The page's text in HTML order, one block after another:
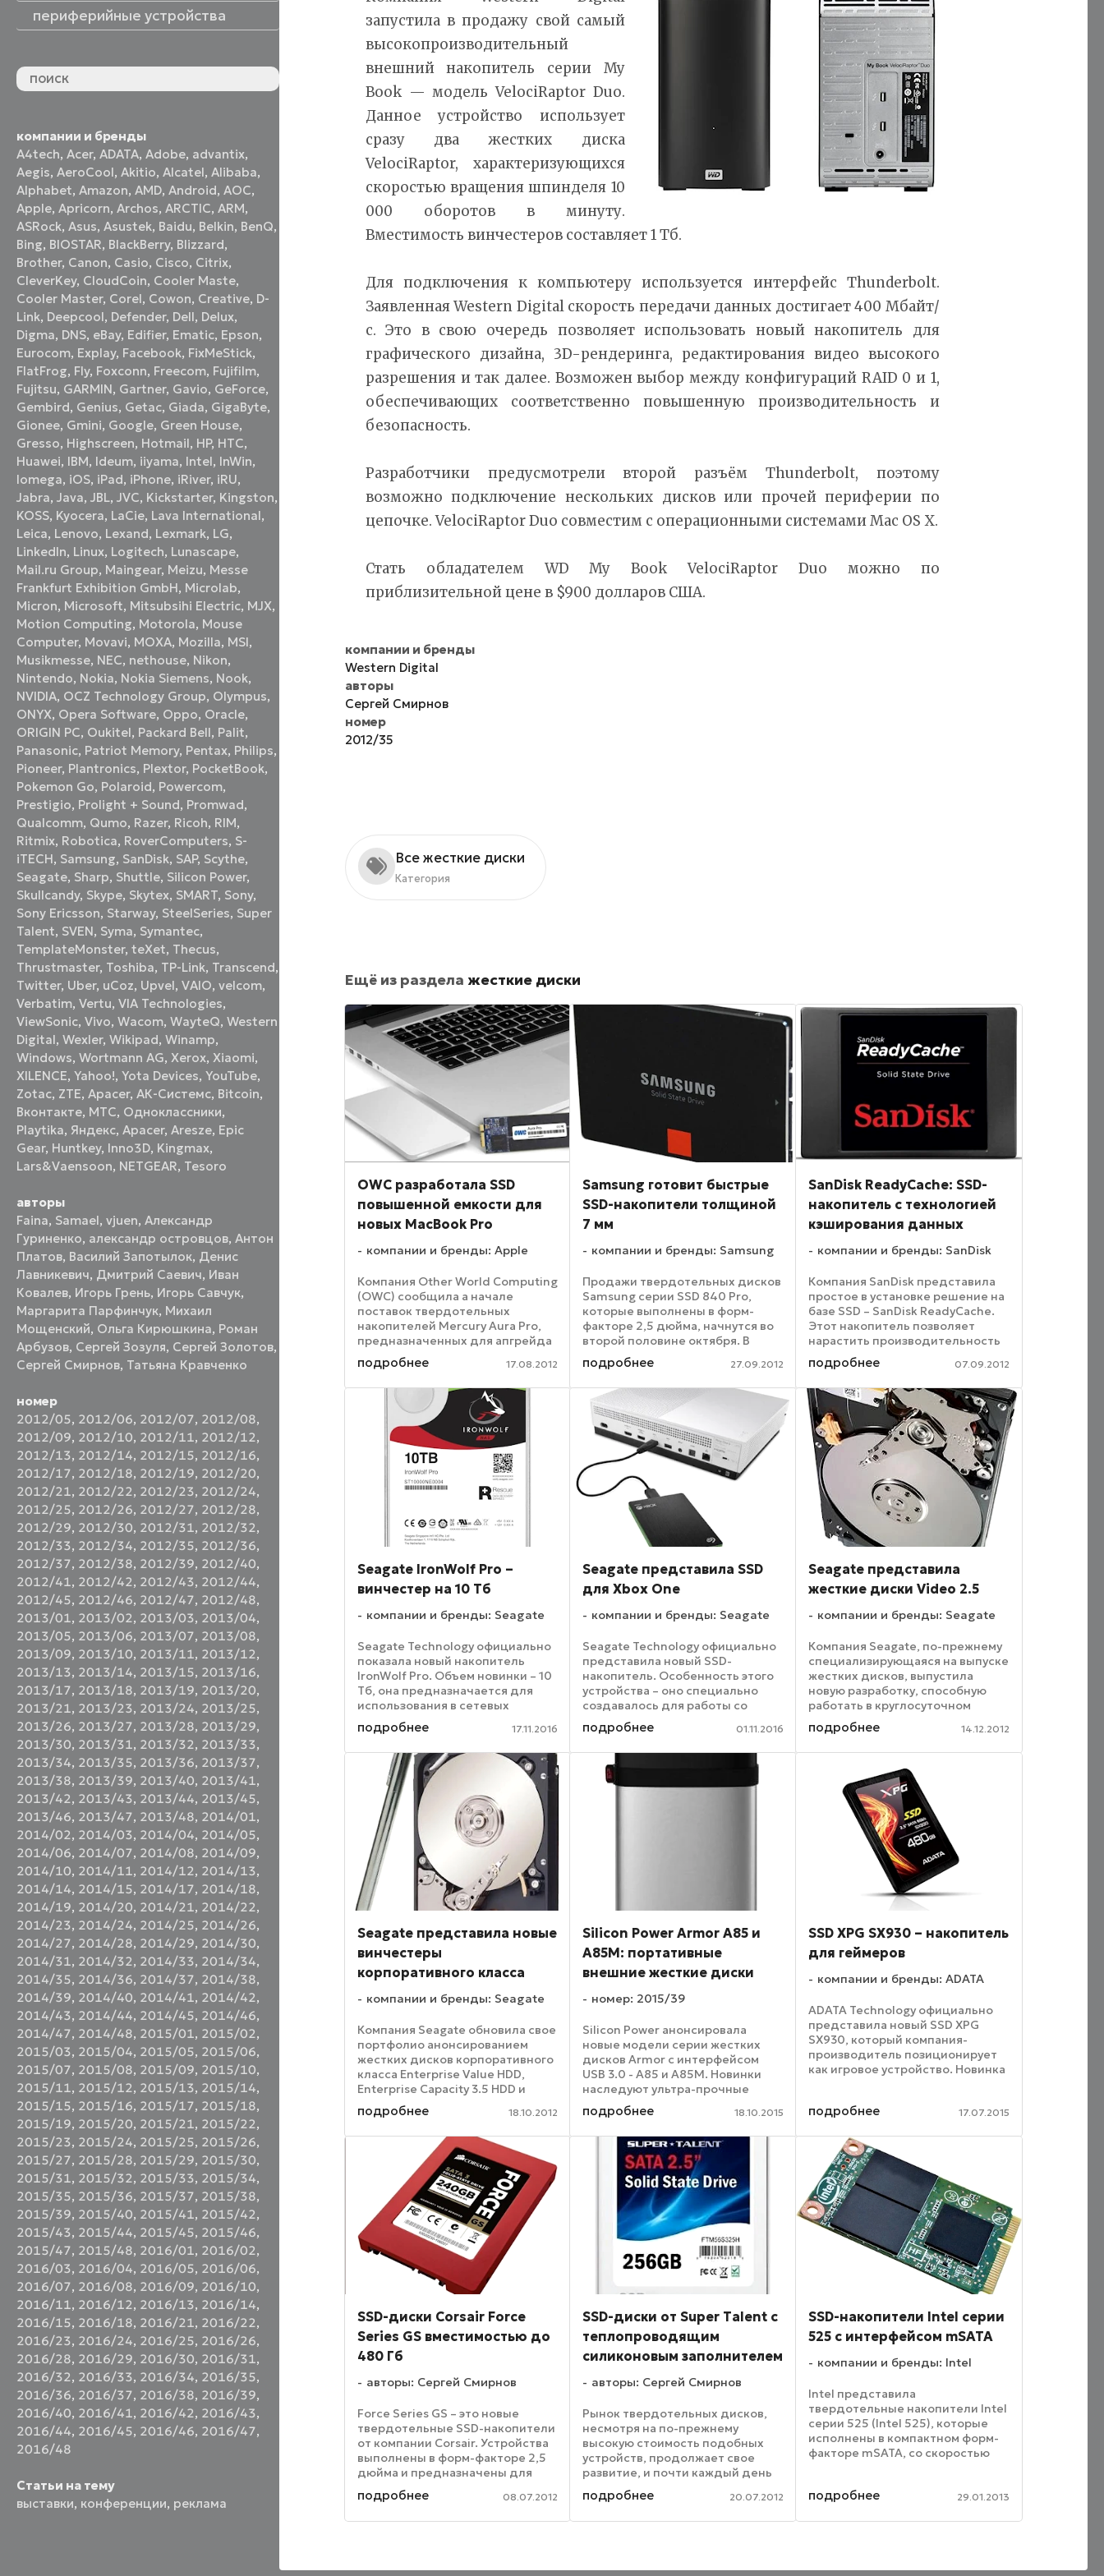
периферийные устройства
компании и бренды
A4tech,Acer,ADATA,Adobe, advantix,
Aegis,AeroCool,Akitio,Alcatel,Alibaba,
Alphabet,Amazon,AMD,Android,AOC,
Apple,Apricorn,Archos,ARCTIC,ARM,
ASRock,Asus,Asustek, Baidu, Belkin, BenQ,
Bing, BIOSTAR, BlackBerry, Blizzard,
Brother, Canon, Casio, Cisco, Citrix,
CleverKey, CloudCoin, Cooler Maste,
Cooler Master, Corel, Cowon, Creative, D-
Link, Deepcool, Defender, Dell, Delux,
Digma, DNS, eBay, Edifier, Ematic, Epson,
Eurocom, Explay, Facebook, FixMeStick,
FlatFrog, Fly, Foxconn, Freecom, Fujifilm,
Fujitsu, GARMIN, Gartner, Gavio, GeForce,
Gembird, Genius, Getac, Giada, GigaByte,
Gionee, Gmini, Google, Green House,
Gresso, Highscreen, Hotmail, HP, HTC,
Huawei, IBM, Ideum, iiyama, Intel, InWin,
Iomega, iOS, iPad, iPhone, iRiver, iRU,
Jabra,Java,JBL,JVC, Kickstarter, Kingston,
KOSS, Kyocera, LaCie, Lava International,
Leica, Lenovo, Lexand, Lexmark, LG,
LinkedIn, Linux, Logitech, Lunascape,
Mail.ru Group, Maingear, Meizu, Messe
Frankfurt Exhibition GmbH, Microlab,
Micron, Microsoft, Mitsubsihi Electric, MJX,
Motion Computing, Motorola, Mouse
Computer, Movavi, MOXA, Mozilla, MSI,
Musikmesse, NEC, nethouse, Nikon,
Nintendo, Nokia, Nokia Siemens, Nook,
NVIDIA, OCZ Technology Group, Olympus,
ONYX, Opera Software, Oppo, Oracle,
ORIGIN PC, Oukitel, Packard Bell, Palit,
Panasonic, Patriot Memory, Pentax, Philips,
Pioneer, Plantronics, Plextor, PocketBook,
Pokemon Go, Polaroid, Powercom,
Prestigio, Prolight + Sound, Promwad,
Qualcomm, Qumo, Razer, Ricoh, RIM,
Ritmix, Robotica, RoverComputers, S-
iTECH, Samsung, SanDisk, SAP, Scythe,
Seagate, Sharp, Shuttle, Silicon Power,
Skullcandy, Skype, Skytex, SMART, Sony,
Sony Ericsson, Starway, SteelSeries, Super
Talent, SVEN, Syma, Symantec,
TemplateMonster,teXet, Thecus,
Thrustmaster, Toshiba, TP-Link, Transcend,
Twitter, Uber, uCoz, Upvel,VAIO,velcom,
Verbatim,Vertu,VIA Technologies,
ViewSonic,Vivo,Wacom,WayteQ,Western
Digital,Wexler,Wikipad,Winamp,
Windows,Wortmann AG,Xerox,Xiaomi,
XILENCE,Yahoo!,Yota Devices,YouTube,
Zotac, ZTE,Аpacer,АК-Системс, Вitcoin,
Вконтакте, МТС, Одноклассники,
Playtika, Яндекс,Apacer,Aresze, Epic
Gear, Huntkey, Inno3D, Kingmax,
Lars&Vaensoon, NETGEAR, Tesoro
авторы
Faina, Samael,vjuen,Александр
Гуриненко, александр островцов,Антон
Платов, Василий Запотылок, Денис
Лавникевич, Дмитрий Саевич, Иван
Ковалев, Игорь Грень, Игорь Савчук,
Маргарита Парфинчук, Михаил
Мощенский, Ольга Кирюшкина, Роман
Арбузов, Сергей Зозуля, Сергей Золотов,
Сергей Смирнов, Татьяна Кравченко
номер
2012/05, 2012/06, 2012/07, 2012/08,
2012/09, 2012/10, 2012/11, 2012/12,
2012/13, 2012/14, 2012/15, 2012/16,
2012/17, 2012/18, 2012/19, 2012/20,
2012/21, 2012/22, 2012/23, 2012/24,
2012/25, 2012/26, 2012/27, 2012/28,
2012/29, 2012/30, 2012/31, 2012/32,
2012/33, 2012/34, 2012/35, 2012/36,
2012/37, 2012/38, 2012/39, 2012/40,
2012/41, 2012/42, 2012/43, 2012/44,
2012/45, 2012/46, 2012/47, 2012/48,
2013/01, 2013/02, 2013/03, 2013/04,
2013/05, 2013/06, 2013/07, 2013/08,
2013/09, 2013/10, 2013/11, 2013/12,
2013/13, 2013/14, 2013/15, 2013/16,
2013/17, 2013/18, 2013/19, 2013/20,
2013/21, 2013/23, 2013/24, 2013/25,
2013/26, 2013/27, 2013/28, 2013/29,
2013/30, 2013/31, 2013/32, 2013/33,
2013/34, 2013/35, 2013/36, 2013/37,
2013/38, 2013/39, 2013/40, 2013/41,
2013/42, 2013/43, 2013/44, 2013/45,
2013/46, 2013/47, 2013/48, 2014/01,
2014/02, 2014/03, 2014/04, 2014/05,
2014/06, 2014/07, 2014/08, 2014/09,
2014/10, 2014/11, 2014/12, 2014/13,
2014/14, 2014/15, 2014/17, 2014/18,
2014/19, 2014/20, 2014/21, 2014/22,
2014/23, 2014/24, 2014/25, 2014/26,
2014/27, 2014/28, 2014/29, 2014/30,
2014/31, 2014/32, 2014/33, 2014/34,
2014/35, 2014/36, 2014/37, 2014/38,
2014/39, 2014/40, 2014/41, 2014/42,
2014/43, 2014/44, 2014/45, 2014/46,
2014/47, 2014/48, 2015/01, 2015/02,
2015/03, 2015/04, 2015/05, 2015/06,
2015/07, 2015/08, 2015/09, 2015/10,
2015/11, 2015/12, 2015/13, 2015/14,
2015/15, 2015/16, 2015/17, 2015/18,
2015/19, 2015/20, 2015/21, 2015/22,
2015/23, 2015/24, 2015/25, 2015/26,
2015/27, 2015/28, 2015/29, 2015/30,
2015/31, 2015/32, 2015/33, 2015/34,
2015/35, 2015/36, 2015/37, 2015/38,
2015/39, 2015/40, 2015/41, 2015/42,
2015/43, 2015/44, 2015/45, 2015/46,
2015/47, 2015/48, 2016/01, 2016/02,
2016/03, 2016/04, 2016/05, 2016/06,
2016/07, 2016/08, 2016/09, 2016/10,
2016/11, 2016/12, 2016/13, 2016/14,
2016/15, 2016/18, 2016/21, 2016/22,
2016/23, 2016/24, 2016/25, 2016/26,
2016/28, 2016/29, 2016/30, 2016/31,
2016/32, 2016/33, 2016/34, 2016/35,
2016/36, 2016/37, 2016/38, 2016/39,
2016/40, 2016/41, 2016/42, 2016/43,
2016/44, 2016/45, 2016/46, 2016/47,
2016/48
Статьи на тему
выставки, конференции, реклама
запустила в продажу свой самый
высокопроизводительный
внешний накопитель серии My
Book — модель VelociRaptor Duo.
Данное устройство использует
сразу два жестких диска
VelociRaptor, характеризующихся
скоростью вращения шпинделя 10
000 оборотов в минуту.
Вместимость винчестеров составляет 1 Тб.
Для подключения к компьютеру используется интерфейс Thunderbolt.
Заявленная Western Digital скорость передачи данных достигает 400 Мбайт/
с. Это в свою очередь позволяет использовать новый накопитель для
графического дизайна, 3D-рендеринга, редактирования видео высокого
разрешения и так далее. Возможен выбор между конфигураций RAID 0 и 1,
обеспечивающих соответственно повышенную производительность и
безопасность.
Разработчики предусмотрели второй разъём Thunderbolt, поэтому
возможно подключение нескольких дисков или прочей периферии по
цепочке. VelociRaptor Duo совместим с операционными системами Mac OS X.
Стать обладателем WD My Book VelociRaptor Duo можно по
приблизительной цене в $900 долларов США.
компании и бренды
Western Digital
авторы
Сергей Смирнов
номер
2012/35
Все жесткие диски
Категория
Ещё из раздела жесткие диски
OWC разработала SSD
повышенной емкости для
новых MacBook Pro
компании и бренды: Apple
Компания Other World Computing
(OWC) сообщила а начале
поставок твердотельных
накопителей Mercury Aura Pro,
предназначенных для апгрейда
оборудованных 15,4-дюймовым
экраном Retina с разрешением
2880х1800 пикселов ноутбуков
Apple MacBook Pro. ...
подробнее 17.08.2012
Samsung готовит быстрые
SSD-накопители толщиной
7 мм
компании и бренды: Samsung
Продажи твердотельных дисков
Samsung серии SSD 840 Pro,
которые выполнены в форм-
факторе 2,5 дюйма, начнутся во
второй половине октября. В
анонсированных
южнокорейской компанией
накопителях используются
флеш-память NAND и
контроллер MDX, а для ...
подробнее 27.09.2012
SanDisk ReadyCache: SSD-
накопитель с технологией
кэширования данных
компании и бренды: SanDisk
Компания SanDisk представила
простое в установке решение на
базе SSD – SanDisk ReadyCache.
Этот накопитель позволяет
нарастить производительность
компьютера за счет
кэширования данных. Физически
ReadyCache представляет собой
SSD-накопитель формата ...
подробнее 07.09.2012
Seagate IronWolf Pro –
винчестер на 10 Тб
компании и бренды: Seagate
Seagate Technology официально
показала новый накопитель
IronWolf Pro. Объем новинки – 10
Тб, она предназначается для
использования в сетевых
хранилищах NAS. Устройство
выдерживает рабочие нагрузки
до 300 Тб в год. Новый
винчестер сделан в ...
подробнее 17.11.2016
Seagate представила SSD
для Xbox One
компании и бренды: Seagate
Seagate Technology официально
представила новый SSD-
накопитель. Особенность этого
устройства – оно специально
создавалось для работы со
знаменитой игровой приставкой
Xbox One компании Microsoft.
Новинка получила название
Game Drive for Xbox SSD. ...
подробнее 01.11.2016
Seagate представила
жесткие диски Video 2.5
компании и бренды: Seagate
Компания Seagate, по-прежнему
специализирующаяся на выпуске
жестких дисков, выпустила
новую разработку, способную
работать в круглосуточном
режиме. Анонсированные
винчестеры Video 2.5
выполнены в форм-факторе 2,5
дюйма. Для подключения к
компьютеру ...
подробнее 14.12.2012
Seagate представила новые
винчестеры
корпоративного класса
компании и бренды: Seagate
Компания Seagate обновила свое
портфолио анонсированием
жестких дисков корпоративного
класса Enterprise Value HDD,
Enterprise Capacity 3.5 HDD и
Enterprise Performance 10K HDD.
Выполненные в 3,5-дюймовом
форм-факторе накопители
Enterprise Value HDD ...
подробнее 18.10.2012
Silicon Power Armor A85 и
A85M: портативные
внешние жесткие диски
номер: 2015/39
Silicon Power анонсировала
новые модели серии жестких
дисков Armor с интерфейсом
USB 3.0 - A85 и A85M. Новинки
наследуют ультра-прочные
характеристики серии Armor,
обладают особым дизайном
внутренней структуры и
прочным алюминиевым
корпусом для ...
подробнее 18.10.2015
SSD XPG SX930 – накопитель
для геймеров
компании и бренды: ADATA
ADATA Technology официально
представила новый SSD XPG
SX930, который компания-
производитель позиционирует
как игровое устройство. Новинка
SATA 6 Гб/с. Помимо
подробнее 17.07.2015
SSD-диски Corsair Force
Series GS вместимостью до
480 Гб
авторы: Сергей Смирнов
Force Series GS – это новые
твердотельные SSD-накопители
от компании Corsair. Устройства
выполнены в форм-факторе 2,5
дюйма и предназначены для
установки в ноутбуки и
настольные компьютеры. В
подробнее 08.07.2012
SSD-диски от Super Talent с
теплопроводящим
силиконовым заполнителем
авторы: Сергей Смирнов
Рынок твердотельных дисков,
несмотря на по-прежнему
высокую стоимость подобных
устройств, продолжает свое
развитие, и почти каждый день
знаменуется каким-нибудь
релизом. Одна из последних
подробнее 20.07.2012
SSD-накопители Intel серии
525 с интерфейсом mSATA
компании и бренды: Intel
Intel представила
твердотельные накопители Intel
серии 525 (Intel 525), которые
исполнены в компактном форм-
факторе mSATA, со скоростью
данных в 8 раз меньше по
подробнее 29.01.2013